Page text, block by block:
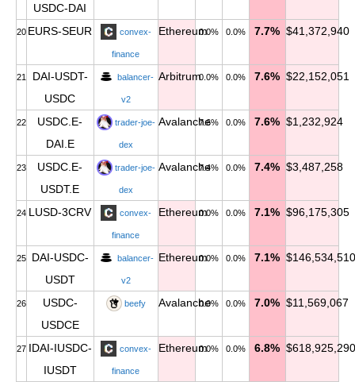
USDC-DAI
20 EURS-SEUR convex-
finance
Ethereum0.0% 0.0% 7.7% $41,372,940
21
DAI-USDT-
USDC
balancer-
v2
Arbitrum0.0% 0.0% 7.6% $22,152,051
22
USDC.E-
DAI.E
trader-joe-
dex
Avalanche7.6% 0.0% 7.6% $1,232,924
23
USDC.E-
USDT.E
trader-joe-
dex
Avalanche7.4% 0.0% 7.4% $3,487,258
24 LUSD-3CRV convex-
finance
Ethereum0.0% 0.0% 7.1% $96,175,305
25
DAI-USDC-
USDT
balancer-
v2
Ethereum0.0% 0.0% 7.1% $146,534,510
26
USDC-
USDCE
beefy Avalanche0.0% 0.0% 7.0% $11,569,067
27 IDAI-IUSDC-
IUSDT
convex-
finance
Ethereum0.0% 0.0% 6.8% $618,925,290